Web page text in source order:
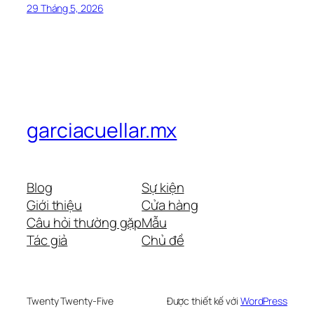
29 Tháng 5, 2026
garciacuellar.mx
Blog
Giới thiệu
Câu hỏi thường gặp
Tác giả
Sự kiện
Cửa hàng
Mẫu
Chủ đề
Twenty Twenty-Five Được thiết kế với WordPress